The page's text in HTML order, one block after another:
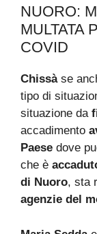
NUORO:
MULTATA
COVID
Chissàse
tipo di
situazione da
accadimento
Paese dove
che è
di Nuoro, sta
agenzie del